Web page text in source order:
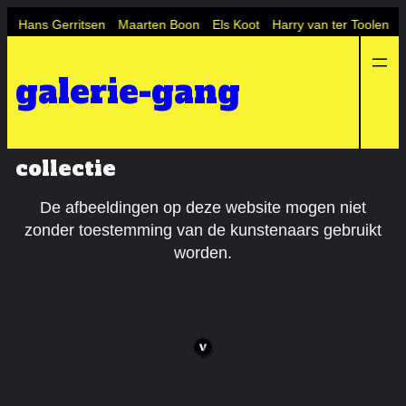
Ga
naar
inhoud
Hans Gerritsen Maarten Boon Els Koot Harry van ter Toolen
galerie-gang
collectie
De afbeeldingen op deze website mogen niet
zonder toestemming van de kunstenaars gebruikt
worden.